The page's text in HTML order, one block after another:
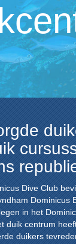
Dive Club
Dominicus
in het
duik centrum
duikers